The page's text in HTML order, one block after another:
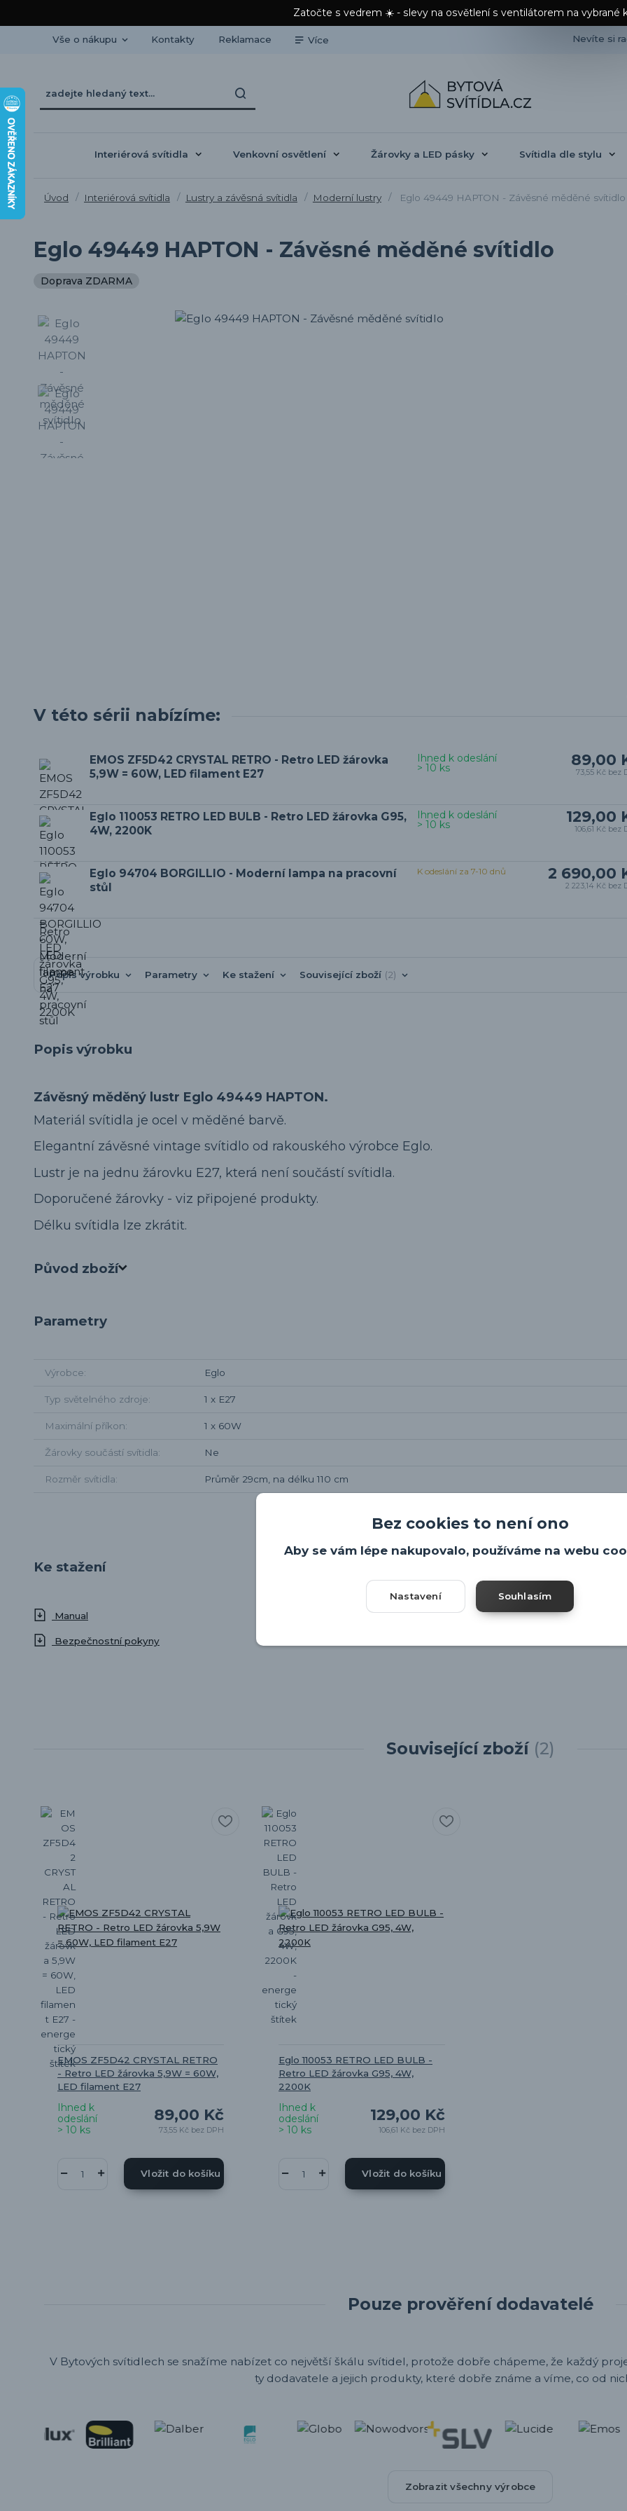
Zatočte s vedrem ☀️ - slevy na osvětlení s ventilátorem na vybrané
Vše o nákupu Kontakty Reklamace Více Nevíte si
Interiérová svítidla Venkovní osvětlení Žárovky a LED pásky Svítidla dle stylu
Úvod Interiérová svítidla Lustry a závěsná svítidla Moderní lustry Eglo 49449 HAPTON - Závěsné měděné svítidlo
Eglo 49449 HAPTON - Závěsné měděné svítidlo
Doprava ZDARMA
V této sérii nabízíme:
EMOS ZF5D42 CRYSTAL RETRO - Retro LED žárovka
5,9W = 60W, LED filament E27
89,00
73,55 Kč bez
Ihned k odeslání
> 10 ks
Eglo 110053 RETRO LED BULB - Retro LED žárovka G95,
4W, 2200K
129,00
106,61 Kč bez
Ihned k odeslání
> 10 ks
Eglo 94704 BORGILLIO - Moderní lampa na pracovní
stůl
2 690,00
2 223,14 Kč bez
K odeslání za 7-10 dnů
Popis výrobku Parametry Ke stažení Související zboží 2
Popis výrobku
Závěsný měděný lustr Eglo 49449 HAPTON.
Materiál svítidla je ocel v měděné barvě.
Elegantní závěsné vintage svítidlo od rakouského výrobce Eglo.
Lustr je na jednu žárovku E27, která není součástí svítidla.
Doporučené žárovky - viz připojené produkty.
Délku svítidla lze zkrátit.
Původ zboží
Parametry
Výrobce Eglo
Typ světelného zdroje 1 x E27
Maximální příkon 1 x 60W
Žárovky součástí svítidla Ne
Rozměr svítidla Průměr 29cm, na délku 110 cm
Ke stažení
Manual
Bezpečnostní pokyny
Související zboží 2
EMOS ZF5D42 CRYSTAL RETRO
- Retro LED žárovka 5,9W = 60W,
LED filament E27
89,00 Kč
73,55 Kč bez DPH
Ihned k
odeslání
> 10 ks
Vložit do košíku
Eglo 110053 RETRO LED BULB -
Retro LED žárovka G95, 4W,
2200K
129,00 Kč
106,61 Kč bez DPH
Ihned k
odeslání
> 10 ks
Vložit do košíku
Pouze prověření dodavatelé
V Bytových svítidlech se snažíme nabízet co největší škálu svítidel, protože dobře chápeme, že každý
ty dodavatele a jejich produkty, které dobře známe a víme, co od
Zobrazit všechny výrobce
Bez cookies to není ono
Aby se vám lépe nakupovalo, používáme na webu
Nastavení Souhlasím